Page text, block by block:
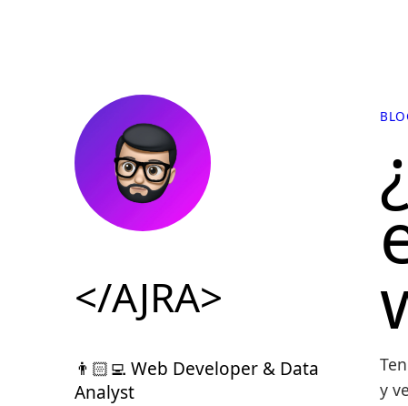
</AJRA>
👨🏻‍💻 Web Developer & Data
Analyst
y